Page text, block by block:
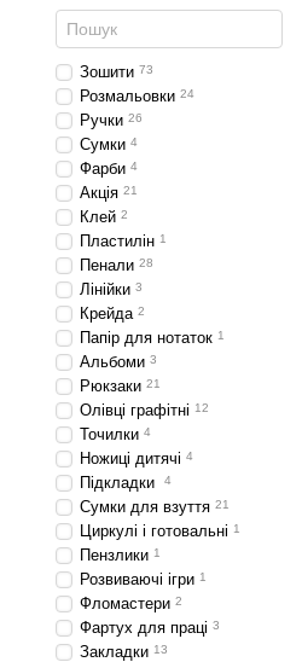
Зошити 73
Розмальовки 24
Ручки 26
Сумки 4
Фарби 4
Акція 21
Клей 2
Пластилін 1
Пенали 28
Лінійки 3
Крейда 2
Папір для нотаток 1
Альбоми 3
Рюкзаки 21
Олівці графітні 12
Точилки 4
Ножиці дитячі 4
Підкладки 4
Сумки для взуття 21
Циркулі і готовальні 1
Пензлики 1
Розвиваючі ігри 1
Фломастери 2
Фартух для праці 3
Закладки 13